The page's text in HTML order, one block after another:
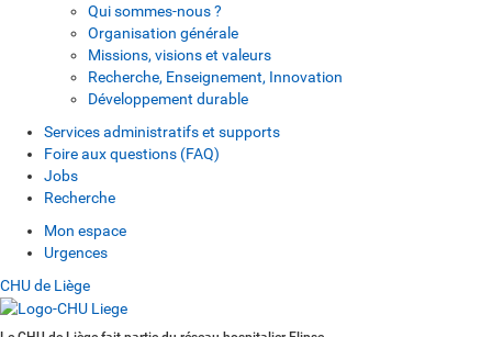
Qui sommes-nous ?
Organisation générale
Missions, visions et valeurs
Recherche, Enseignement, Innovation
Développement durable
Services administratifs et supports
Foire aux questions (FAQ)
Jobs
Recherche
Mon espace
Urgences
CHU de Liège